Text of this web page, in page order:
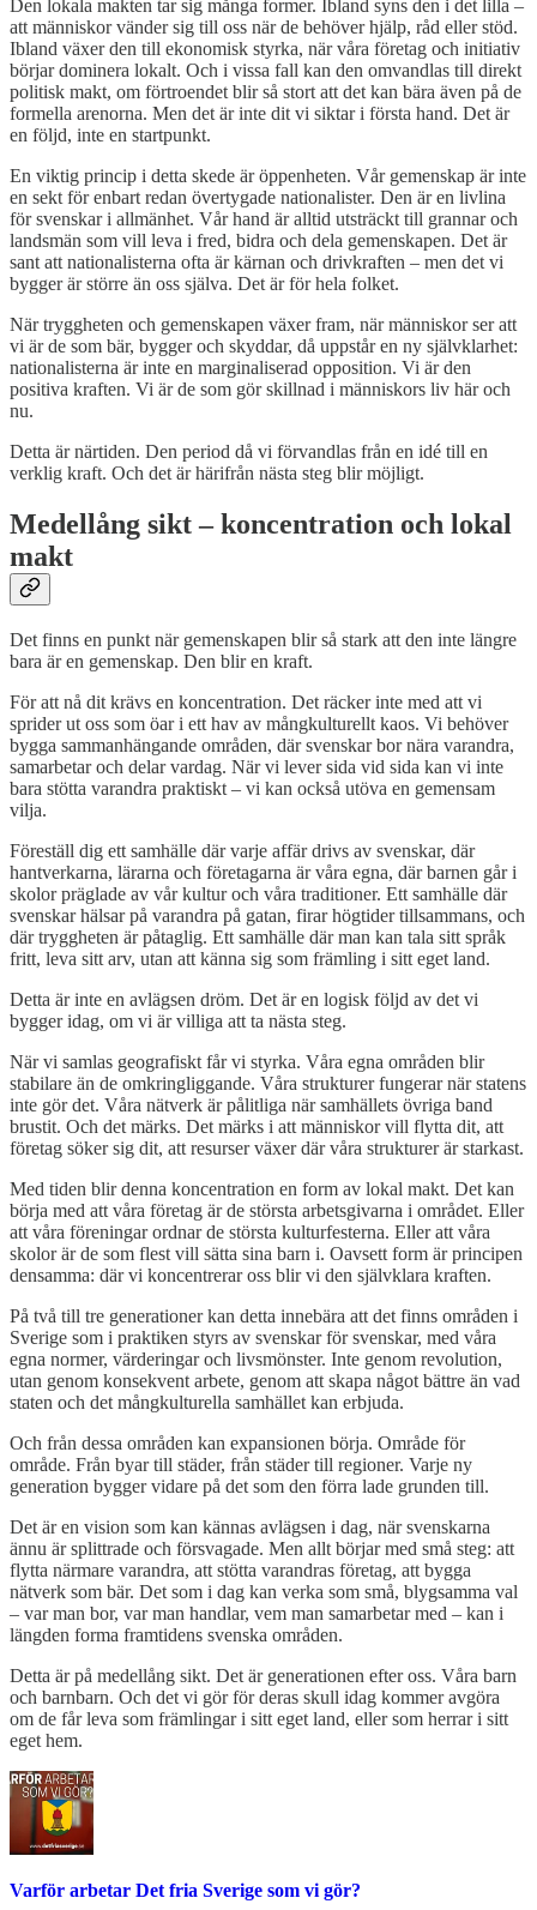
Den lokala makten tar sig många former. Ibland syns den i det lilla –
att människor vänder sig till oss när de behöver hjälp, råd eller stöd.
Ibland växer den till ekonomisk styrka, när våra företag och initiativ
börjar dominera lokalt. Och i vissa fall kan den omvandlas till direkt
politisk makt, om förtroendet blir så stort att det kan bära även på de
formella arenorna. Men det är inte dit vi siktar i första hand. Det är
en följd, inte en startpunkt.
En viktig princip i detta skede är öppenheten. Vår gemenskap är inte
en sekt för enbart redan övertygade nationalister. Den är en livlina
för svenskar i allmänhet. Vår hand är alltid utsträckt till grannar och
landsmän som vill leva i fred, bidra och dela gemenskapen. Det är
sant att nationalisterna ofta är kärnan och drivkraften – men det vi
bygger är större än oss själva. Det är för hela folket.
När tryggheten och gemenskapen växer fram, när människor ser att
vi är de som bär, bygger och skyddar, då uppstår en ny självklarhet:
nationalisterna är inte en marginaliserad opposition. Vi är den
positiva kraften. Vi är de som gör skillnad i människors liv här och
nu.
Detta är närtiden. Den period då vi förvandlas från en idé till en
verklig kraft. Och det är härifrån nästa steg blir möjligt.
Medellång sikt – koncentration och lokal
makt
Det finns en punkt när gemenskapen blir så stark att den inte längre
bara är en gemenskap. Den blir en kraft.
För att nå dit krävs en koncentration. Det räcker inte med att vi
sprider ut oss som öar i ett hav av mångkulturellt kaos. Vi behöver
bygga sammanhängande områden, där svenskar bor nära varandra,
samarbetar och delar vardag. När vi lever sida vid sida kan vi inte
bara stötta varandra praktiskt – vi kan också utöva en gemensam
vilja.
Föreställ dig ett samhälle där varje affär drivs av svenskar, där
hantverkarna, lärarna och företagarna är våra egna, där barnen går i
skolor präglade av vår kultur och våra traditioner. Ett samhälle där
svenskar hälsar på varandra på gatan, firar högtider tillsammans, och
där tryggheten är påtaglig. Ett samhälle där man kan tala sitt språk
fritt, leva sitt arv, utan att känna sig som främling i sitt eget land.
Detta är inte en avlägsen dröm. Det är en logisk följd av det vi
bygger idag, om vi är villiga att ta nästa steg.
När vi samlas geografiskt får vi styrka. Våra egna områden blir
stabilare än de omkringliggande. Våra strukturer fungerar när statens
inte gör det. Våra nätverk är pålitliga när samhällets övriga band
brustit. Och det märks. Det märks i att människor vill flytta dit, att
företag söker sig dit, att resurser växer där våra strukturer är starkast.
Med tiden blir denna koncentration en form av lokal makt. Det kan
börja med att våra företag är de största arbetsgivarna i området. Eller
att våra föreningar ordnar de största kulturfesterna. Eller att våra
skolor är de som flest vill sätta sina barn i. Oavsett form är principen
densamma: där vi koncentrerar oss blir vi den självklara kraften.
På två till tre generationer kan detta innebära att det finns områden i
Sverige som i praktiken styrs av svenskar för svenskar, med våra
egna normer, värderingar och livsmönster. Inte genom revolution,
utan genom konsekvent arbete, genom att skapa något bättre än vad
staten och det mångkulturella samhället kan erbjuda.
Och från dessa områden kan expansionen börja. Område för
område. Från byar till städer, från städer till regioner. Varje ny
generation bygger vidare på det som den förra lade grunden till.
Det är en vision som kan kännas avlägsen i dag, när svenskarna
ännu är splittrade och försvagade. Men allt börjar med små steg: att
flytta närmare varandra, att stötta varandras företag, att bygga
nätverk som bär. Det som i dag kan verka som små, blygsamma val
– var man bor, var man handlar, vem man samarbetar med – kan i
längden forma framtidens svenska områden.
Detta är på medellång sikt. Det är generationen efter oss. Våra barn
och barnbarn. Och det vi gör för deras skull idag kommer avgöra
om de får leva som främlingar i sitt eget land, eller som herrar i sitt
eget hem.
Varför arbetar Det fria Sverige som vi gör?